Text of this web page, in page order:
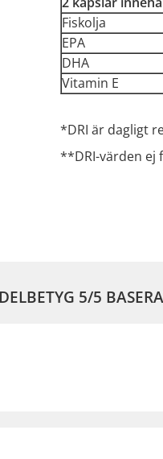
Fiskolja
EPA
DHA
Vitamin E
*DRI är dagligt
**DRI-värden ej
5/5